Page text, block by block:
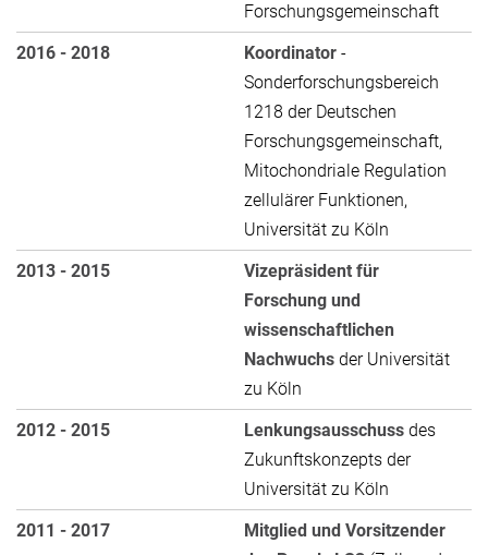
Forschungsgemeinschaft
2016 - 2018
Koordinator -
Sonderforschungsbereich
1218 der Deutschen
Forschungsgemeinschaft,
Mitochondriale Regulation
zellulärer Funktionen,
Universität zu Köln
2013 - 2015
Vizepräsident für
Forschung und
wissenschaftlichen
Nachwuchs der Universität
zu Köln
2012 - 2015
Lenkungsausschuss des
Zukunftskonzepts der
Universität zu Köln
2011 - 2017
Mitglied und Vorsitzender